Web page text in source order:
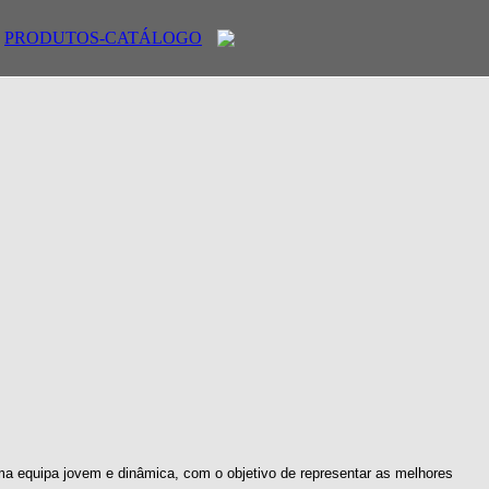
PRODUTOS-CATÁLOGO
equipa jovem e dinâmica, com o objetivo de representar as melhores